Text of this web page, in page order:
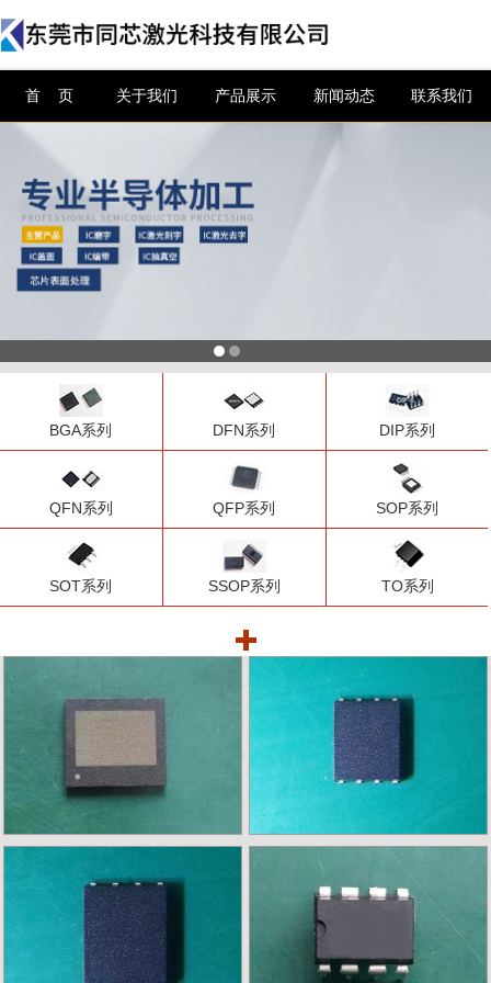
首 页 关于我们 产品展示 新闻动态 联系我们
BGA系列 DFN系列 DIP系列
QFN系列 QFP系列 SOP系列
SOT系列 SSOP系列 TO系列
搜索